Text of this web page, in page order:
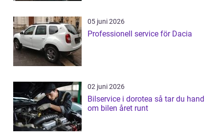
05 juni 2026
Professionell service för Dacia
02 juni 2026
Bilservice i dorotea så tar du hand
om bilen året runt